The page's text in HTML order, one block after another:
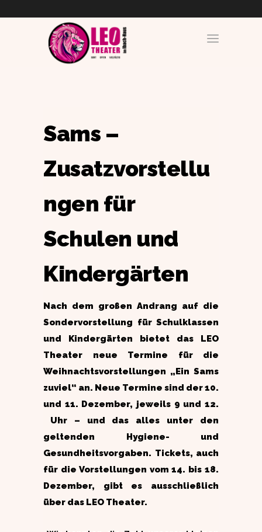
Sams –
Zusatzvorstellu
ngen für
Schulen und
Kindergärten
Nach dem großen Andrang auf die
Sondervorstellung für Schulklassen
und Kindergärten bietet das LEO
Theater neue Termine für die
Weihnachtsvorstellungen „Ein Sams
zuviel“ an. Neue Termine sind der 10.
und 11. Dezember, jeweils 9 und 12.
Uhr – und das alles unter den
geltenden Hygiene- und
Gesundheitsvorgaben. Tickets, auch
für die Vorstellungen vom 14. bis 18.
Dezember, gibt es ausschließlich
über das LEO Theater.